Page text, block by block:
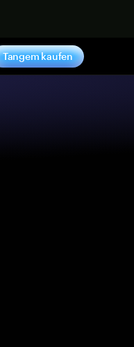
Tangem kaufen